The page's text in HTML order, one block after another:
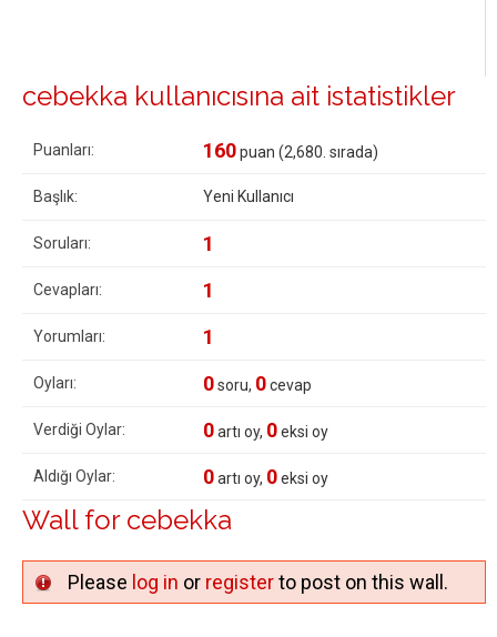
cebekka kullanıcısına ait istatistikler
Puanları: 160puan (2,680 . sırada)
Başlık: Yeni Kullanıcı
Soruları: 1
Cevapları: 1
Yorumları: 1
Oyları: 0soru, 0cevap
Verdiği Oylar: 0artı oy, 0eksi oy
Aldığı Oylar: 0artı oy, 0eksi oy
Wall for cebekka
Please log in or registerto post on this wall.